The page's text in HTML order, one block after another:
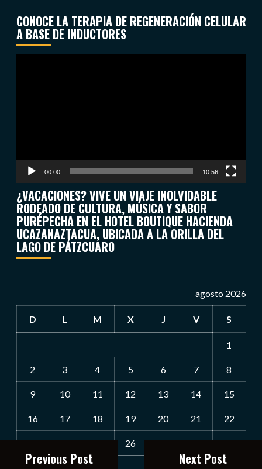
CONOCE LA TERAPIA DE REGENERACIÓN CELULAR
A BASE DE INDUCTORES
00:00 10:56
¿VACACIONES? VIVE UN VIAJE INOLVIDABLE
RODEADO DE CULTURA, MÚSICA Y SABOR
PURÉPECHA EN EL HOTEL BOUTIQUE HACIENDA
UCAZANAZTACUA, UBICADA A LA ORILLA DEL
LAGO DE PÁTZCUARO
agosto 2026
D L M X J V S
1
2 3 4 5 6 7 8
9 10 11 12 13 14 15
16 17 18 19 20 21 22
23 24 25 26 27 28 29
Previous Post Next Post